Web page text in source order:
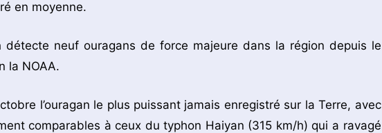
en moyenne.
détecte neuf ouragans de force majeure dans la région depuis le
la NOAA.
l’ouragan le plus puissant jamais enregistré sur la Terre, avec
comparables à ceux du typhon Haiyan (315 km/h) qui a ravagé